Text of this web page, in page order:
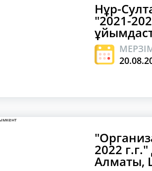
Нұр-
"2021-
2022
Алматы,